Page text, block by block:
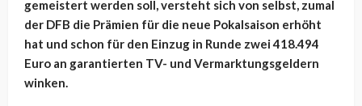
gemeistert werden soll, versteht sich von selbst, zumal
der DFB die Prämien für die neue Pokalsaison erhöht
hat und schon für den Einzug in Runde zwei 418.494
Euro an garantierten TV- und Vermarktungsgeldern
winken.